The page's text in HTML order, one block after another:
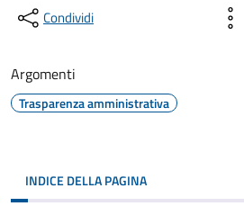
Condividi
Argomenti
Trasparenza amministrativa
INDICE DELLA PAGINA